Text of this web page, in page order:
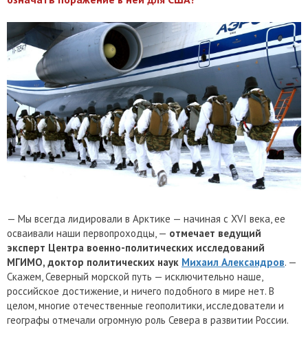
— Мы всегда лидировали в Арктике — начиная с XVI века, ее
осваивали наши первопроходцы, — отмечает ведущий
эксперт Центра военно-политических исследований
МГИМО, доктор политических наук Михаил Александров. —
Скажем, Северный морской путь — исключительно наше,
российское достижение, и ничего подобного в мире нет. В
целом, многие отечественные геополитики, исследователи и
географы отмечали огромную роль Севера в развитии России.